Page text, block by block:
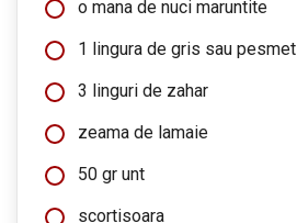
o mana de nuci maruntite
1 lingura de gris sau pesmet
3 linguri de zahar
zeama de lamaie
50 gr unt
scortisoara